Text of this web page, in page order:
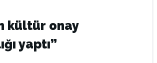
kültür onay
yaptı”